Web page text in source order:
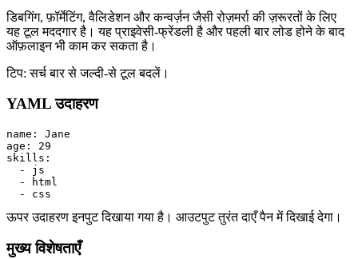
डिबगिंग, फ़ॉर्मेटिंग, वैलिडेशन और कन्वर्ज़न जैसी रोज़मर्रा की ज़रूरतों के लिए
यह टूल मददगार है। यह प्राइवेसी‑फ्रेंडली है और पहली बार लोड होने के बाद
ऑफ़लाइन भी काम कर सकता है।
टिप: सर्च बार से जल्दी‑से टूल बदलें।
YAML उदाहरण
name: Jane
age: 29
skills:
  - js
  - html
  - css
ऊपर उदाहरण इनपुट दिखाया गया है। आउटपुट तुरंत दाएँ पैन में दिखाई देगा।
मुख्य विशेषताएँ